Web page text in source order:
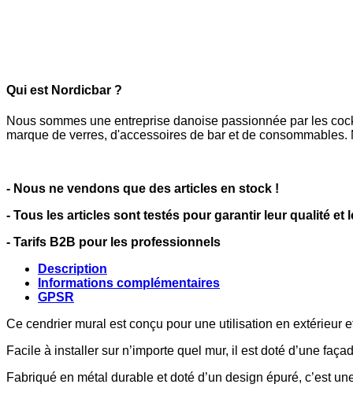
Qui est Nordicbar ?
Nous sommes une entreprise danoise passionnée par les
marque de verres, d'accessoires de bar et de
- Nous ne vendons que des articles en stock !
- Tous les articles sont testés pour garantir leur qualité et
- Tarifs B2B pour les professionnels
Description
Informations complémentaires
GPSR
Ce cendrier mural est conçu pour une utilisation en extérieur
Facile à installer sur n’importe quel mur, il est doté d’une
Fabriqué en métal durable et doté d’un design épuré, c’est